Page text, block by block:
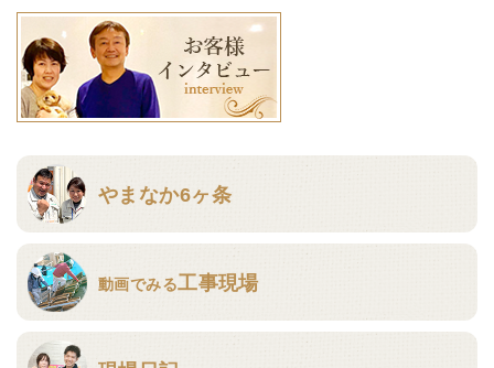
やまなか6ヶ条
動画でみる工事現場